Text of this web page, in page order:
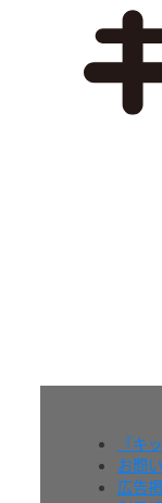
『キ
お問
広告